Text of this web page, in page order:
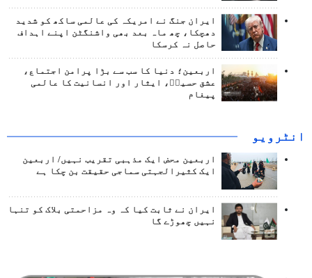
ایران جنگ نے امریکہ کی عالمی ساکھ کو شدید
دھچکا، چھ ماہ بعد بھی واشنگٹن اپنے اہداف
حاصل نہ کرسکا
اربعین؛ دنیا کا سب سے بڑا پرامن اجتماع،
عشق حسینؑ، ایثار اور انسانیت کا عالمی
پیغام
انٹرويو
اربعین محض ایک مذہبی تقریب نہیں/ اربعین
ایک کثیرالجہتی سماجی حقیقت بن چکا ہے
ایران نے ثابت کیا کہ وہ مزاحمتی بلاک کو تنہا
نہیں چھوڑے گا